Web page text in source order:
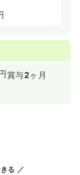
賞与2ヶ月
る